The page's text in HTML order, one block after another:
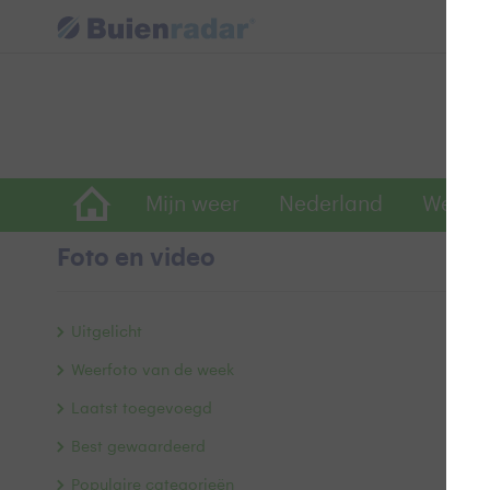
Mijn weer Nederland
Foto en video
Uitgelicht
Weerfoto van de week
Laatst toegevoegd
Best gewaardeerd
Populaire categorieën